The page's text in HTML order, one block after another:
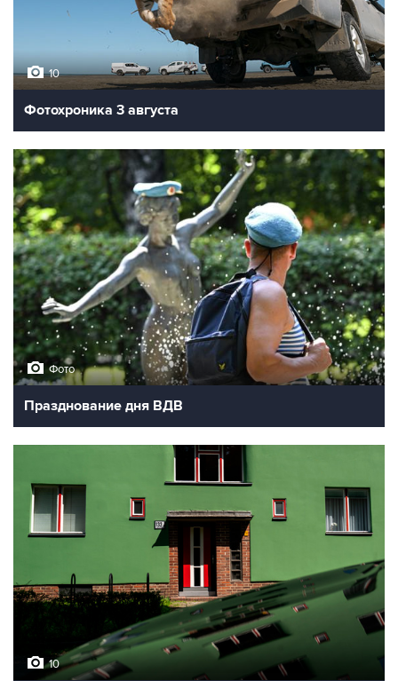
10
Фотохроника 3 августа
Фото
Празднование дня ВДВ
10